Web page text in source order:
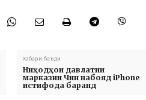
Хабари баъди
Ниҳодҳои давлатии
марказии Чин набояд iPhone
истифода баранд